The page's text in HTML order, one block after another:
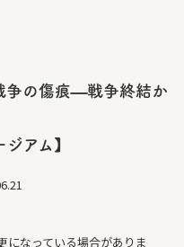
の傷痕—戦争終結か
アム】
なっている場合がありま